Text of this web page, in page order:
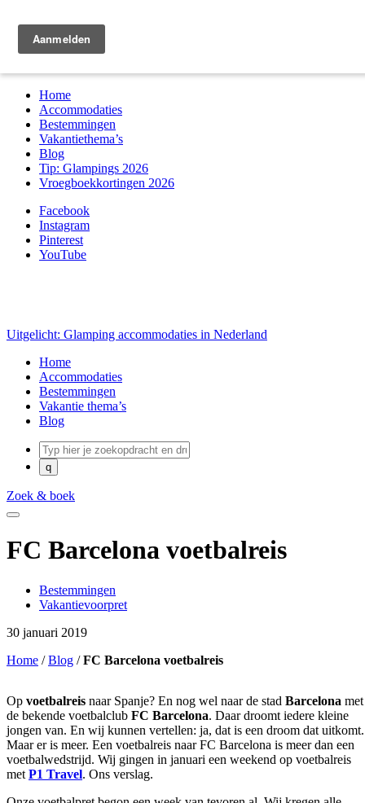
Home
Accommodaties
Bestemmingen
Vakantiethema’s
Blog
Tip: Glampings 2026
Vroegboekkortingen 2026
Facebook
Instagram
Pinterest
YouTube
Uitgelicht: Glamping accommodaties in Nederland
Home
Accommodaties
Bestemmingen
Vakantie thema’s
Blog
Zoek & boek
FC Barcelona voetbalreis
Bestemmingen
Vakantievoorpret
30 januari 2019
Home /Blog /FC Barcelona voetbalreis
Op voetbalreis naar Spanje? En nog wel naar de stad Barcelona met
de bekende voetbalclub FC Barcelona. Daar droomt iedere kleine
jongen van. En wij kunnen vertellen: ja, dat is een droom dat uitkomt.
Maar er is meer. Een voetbalreis naar FC Barcelona is meer dan een
voetbalwedstrijd. Wij gingen in januari een weekend op voetbalreis
met P1 Travel. Ons verslag.